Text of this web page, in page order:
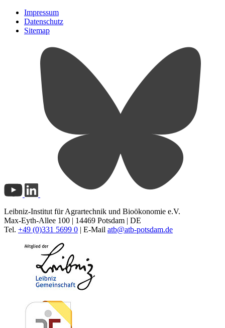
Impressum
Datenschutz
Sitemap
Leibniz-Institut für Agrartechnik und Bioökonomie e.V.
Max-Eyth-Allee 100 | 14469 Potsdam | DE
Tel. +49 (0)331 5699 0 | E-Mail atb@atb-potsdam.de